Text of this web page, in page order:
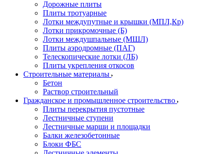
Дорожные плиты
Плиты тротуарные
Лотки междупутные и крышки (МПЛ,Кр)
Лотки прикромочные (Б)
Лотки междушпальные (МШЛ)
Плиты аэродромные (ПАГ)
Телескопические лотки (ЛБ)
Плиты укрепления откосов
Строительные материалы
Бетон
Раствор строительный
Гражданское и промышленное строительство
Плиты перекрытия пустотные
Лестничные ступени
Лестничные марши и площадки
Балки железобетонные
Блоки ФБС